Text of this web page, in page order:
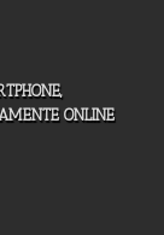
ONLINE